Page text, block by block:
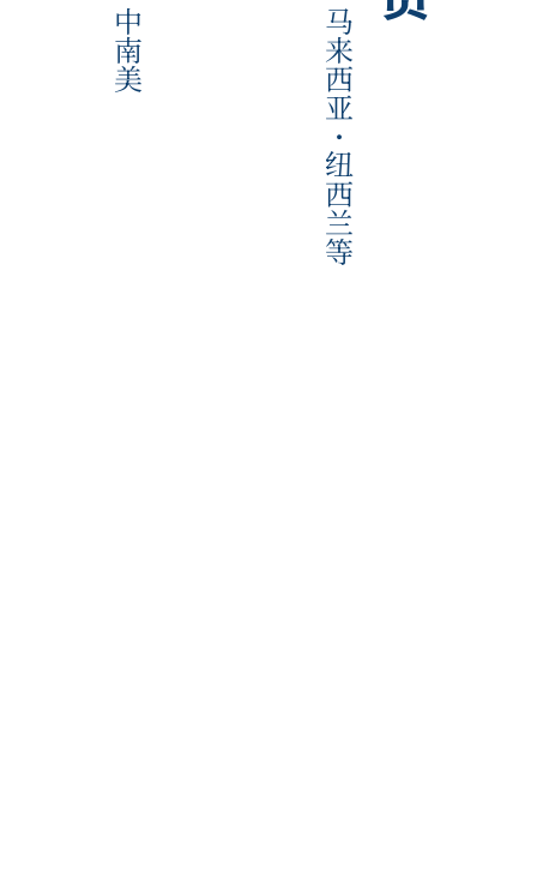
马来西亚
·
纽西兰等
中南美